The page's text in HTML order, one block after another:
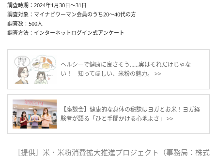
調査時期：2024年1月30日～31日
調査対象：マイナビウーマン会員のうち20～40代の方
調査数：500人
調査方法：インターネットログイン式アンケート
ヘルシーで健康に良さそう……実はそれだけじゃな
い！ 知ってほしい、米粉の魅力。 >>
【座談会】健康的な身体の秘訣はヨガとお米！ヨガ経
験者が語る「ひと手間かける心地よさ」 >>
［提供］米・米粉消費拡大推進プロジェクト（事務局：株式